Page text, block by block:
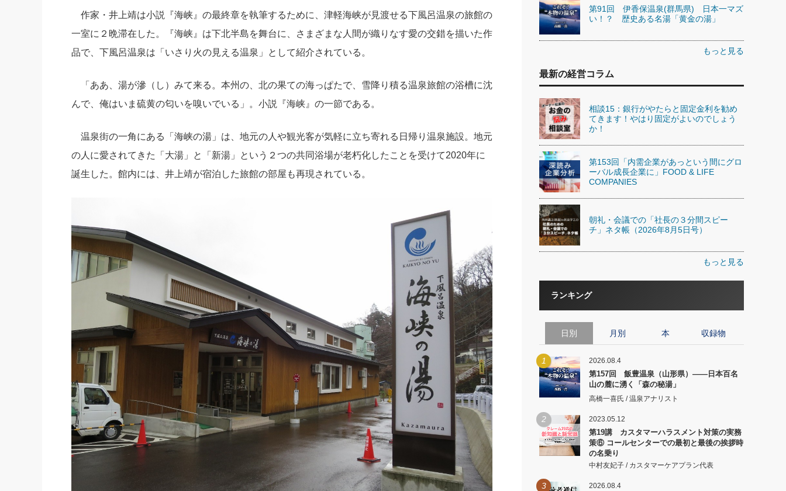
作家・井上靖は小説『海峡』の最終章を執筆するために、津軽海峡が見渡せる下風呂温泉の旅館の
一室に２晩滞在した。『海峡』は下北半島を舞台に、さまざまな人間が織りなす愛の交錯を描いた作
品で、下風呂温泉は「いさり火の見える温泉」として紹介されている。
「ああ、湯が滲（し）みて来る。本州の、北の果ての海っぱたで、雪降り積る温泉旅館の浴槽に沈
んで、俺はいま硫黄の匂いを嗅いでいる」。小説『海峡』の一節である。
温泉街の一角にある「海峡の湯」は、地元の人や観光客が気軽に立ち寄れる日帰り温泉施設。地元
の人に愛されてきた「大湯」と「新湯」という２つの共同浴場が老朽化したことを受けて2020年に
誕生した。館内には、井上靖が宿泊した旅館の部屋も再現されている。
第91回 伊香保温泉(群馬県) 日本一マズ
い！？ 歴史ある名湯「黄金の湯」
もっと見る
最新の経営コラム
相談15：銀行がやたらと固定金利を勧め
てきます！やはり固定がよいのでしょう
か！
第153回「内需企業があっという間にグロ
ーバル成長企業に」FOOD & LIFE
COMPANIES
朝礼・会議での「社長の３分間スピー
チ」ネタ帳（2026年8月5日号）
もっと見る
ランキング
日別 月別 本 収録物
1 2026.08.4
第157回 飯豊温泉（山形県）――日本百名
山の麓に湧く「森の秘湯」
高橋一喜氏 / 温泉アナリスト
2 2023.05.12
第19講 カスタマーハラスメント対策の実務
策⑥ コールセンターでの最初と最後の挨拶時
の名乗り
中村友妃子 / カスタマーケアプラン代表
3 2026.08.4